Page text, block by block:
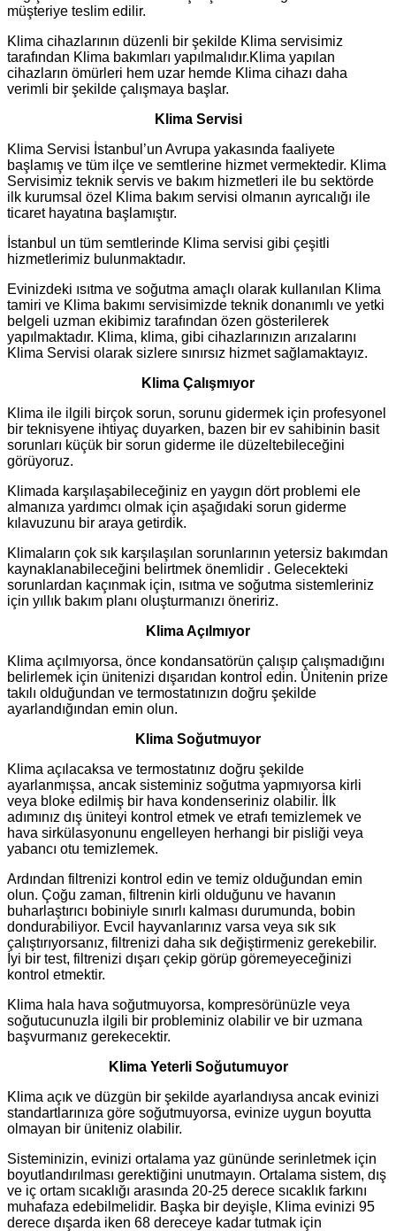
müşteriye teslim edilir.
Klima cihazlarının düzenli bir şekilde Klima servisimiz
tarafından Klima bakımları yapılmalıdır.Klima yapılan
cihazların ömürleri hem uzar hemde Klima cihazı daha
verimli bir şekilde çalışmaya başlar.
Klima Servisi
Klima Servisi İstanbul’un Avrupa yakasında faaliyete
başlamış ve tüm ilçe ve semtlerine hizmet vermektedir. Klima
Servisimiz teknik servis ve bakım hizmetleri ile bu sektörde
ilk kurumsal özel Klima bakım servisi olmanın ayrıcalığı ile
ticaret hayatına başlamıştır.
İstanbul un tüm semtlerinde Klima servisi gibi çeşitli
hizmetlerimiz bulunmaktadır.
Evinizdeki ısıtma ve soğutma amaçlı olarak kullanılan Klima
tamiri ve Klima bakımı servisimizde teknik donanımlı ve yetki
belgeli uzman ekibimiz tarafından özen gösterilerek
yapılmaktadır. Klima, klima, gibi cihazlarınızın arızalarını
Klima Servisi olarak sizlere sınırsız hizmet sağlamaktayız.
Klima Çalışmıyor
Klima ile ilgili birçok sorun, sorunu gidermek için profesyonel
bir teknisyene ihtiyaç duyarken, bazen bir ev sahibinin basit
sorunları küçük bir sorun giderme ile düzeltebileceğini
görüyoruz.
Klimada karşılaşabileceğiniz en yaygın dört problemi ele
almanıza yardımcı olmak için aşağıdaki sorun giderme
kılavuzunu bir araya getirdik.
Klimaların çok sık karşılaşılan sorunlarının yetersiz bakımdan
kaynaklanabileceğini belirtmek önemlidir . Gelecekteki
sorunlardan kaçınmak için, ısıtma ve soğutma sistemleriniz
için yıllık bakım planı oluşturmanızı öneririz.
Klima Açılmıyor
Klima açılmıyorsa, önce kondansatörün çalışıp çalışmadığını
belirlemek için ünitenizi dışarıdan kontrol edin. Ünitenin prize
takılı olduğundan ve termostatınızın doğru şekilde
ayarlandığından emin olun.
Klima Soğutmuyor
Klima açılacaksa ve termostatınız doğru şekilde
ayarlanmışsa, ancak sisteminiz soğutma yapmıyorsa kirli
veya bloke edilmiş bir hava kondenseriniz olabilir. İlk
adımınız dış üniteyi kontrol etmek ve etrafı temizlemek ve
hava sirkülasyonunu engelleyen herhangi bir pisliği veya
yabancı otu temizlemek.
Ardından filtrenizi kontrol edin ve temiz olduğundan emin
olun. Çoğu zaman, filtrenin kirli olduğunu ve havanın
buharlaştırıcı bobiniyle sınırlı kalması durumunda, bobin
dondurabiliyor. Evcil hayvanlarınız varsa veya sık sık
çalıştırıyorsanız, filtrenizi daha sık değiştirmeniz gerekebilir.
İyi bir test, filtrenizi dışarı çekip görüp göremeyeceğinizi
kontrol etmektir.
Klima hala hava soğutmuyorsa, kompresörünüzle veya
soğutucunuzla ilgili bir probleminiz olabilir ve bir uzmana
başvurmanız gerekecektir.
Klima Yeterli Soğutumuyor
Klima açık ve düzgün bir şekilde ayarlandıysa ancak evinizi
standartlarınıza göre soğutmuyorsa, evinize uygun boyutta
olmayan bir üniteniz olabilir.
Sisteminizin, evinizi ortalama yaz gününde serinletmek için
boyutlandırılması gerektiğini unutmayın. Ortalama sistem, dış
ve iç ortam sıcaklığı arasında 20-25 derece sıcaklık farkını
muhafaza edebilmelidir. Başka bir deyişle, Klima evinizi 95
derece dışarda iken 68 dereceye kadar tutmak için